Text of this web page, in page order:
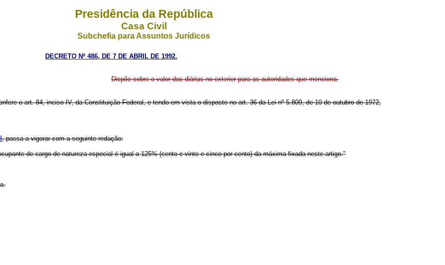
Presidência da República
Casa Civil
Subchefia para Assuntos Jurídicos
DECRETO Nº 486, DE 7 DE ABRIL DE 1992.
Dispõe sobre o valor das diárias no exterior para as autoridades que menciona.
o art. 84, inciso IV, da Constituição Federal, e tendo em vista o disposto no art. 36 da Lei nº 5.809, de 10 de outubro de 1972,
, passa a vigorar com a seguinte redação:
de cargo de natureza especial é igual a 125% (cento e vinte e cinco por cento) da máxima fixada neste artigo."